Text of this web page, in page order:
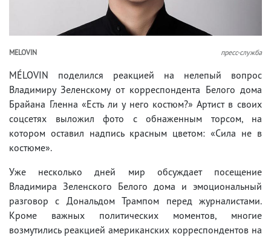
MELOVIN пресс-служба
MÉLOVIN поделился реакцией на нелепый вопрос
Владимиру Зеленскому от корреспондента Белого дома
Брайана Гленна «Есть ли у него костюм?» Артист в своих
соцсетях выложил фото с обнаженным торсом, на
котором оставил надпись красным цветом: «Сила не в
костюме».
Уже несколько дней мир обсуждает посещение
Владимира Зеленского Белого дома и эмоциональный
разговор с Дональдом Трампом перед журналистами.
Кроме важных политических моментов, многие
возмутились реакцией американских корреспондентов на